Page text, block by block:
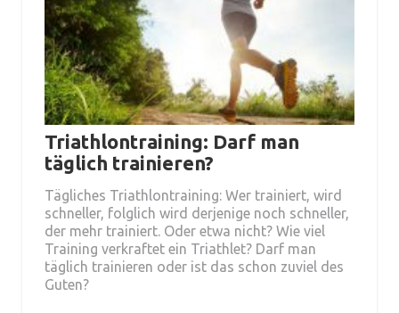
Triathlontraining: Darf man
täglich trainieren?
Tägliches Triathlontraining: Wer trainiert, wird
schneller, folglich wird derjenige noch schneller,
der mehr trainiert. Oder etwa nicht? Wie viel
Training verkraftet ein Triathlet? Darf man
täglich trainieren oder ist das schon zuviel des
Guten?